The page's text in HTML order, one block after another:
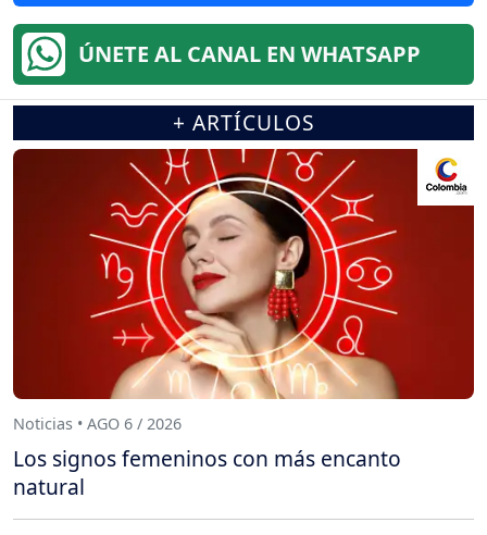
ÚNETE AL CANAL EN WHATSAPP
+ ARTÍCULOS
Noticias • AGO 6 / 2026
Los signos femeninos con más encanto
natural